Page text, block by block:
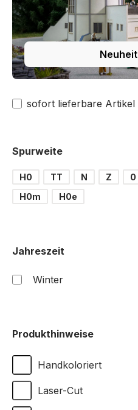
sofort lieferbare Artikel
Spurweite
H0 TT N Z 0
H0m
H0e
Jahreszeit
Winter
Produkthinweise
Handkoloriert
Laser-Cut